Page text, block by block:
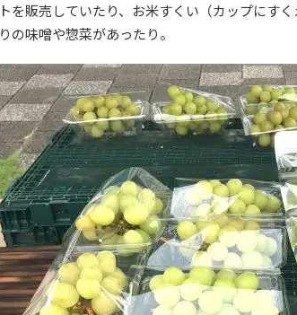
トを販売していたり、お米すくい（カップにす
りの味噌や惣菜があったり。